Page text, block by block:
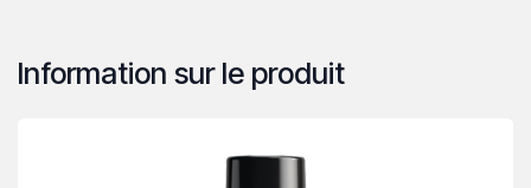
Information sur le produit